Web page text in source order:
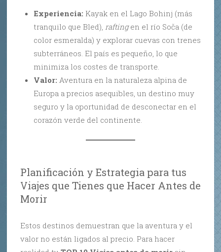
Experiencia: Kayak en el Lago Bohinj (más
tranquilo que Bled), raftingen el río Soča (de
color esmeralda) y explorar cuevas con trenes
subterráneos. El país es pequeño, lo que
minimiza los costes de transporte.
Valor: Aventura en la naturaleza alpina de
Europa a precios asequibles, un destino muy
seguro y la oportunidad de desconectar en el
corazón verde del continente.
Planificación y Estrategia para tus
Viajes que Tienes que Hacer Antes de
Morir
Estos destinos demuestran que la aventura y el
valor no están ligados al precio. Para hacer